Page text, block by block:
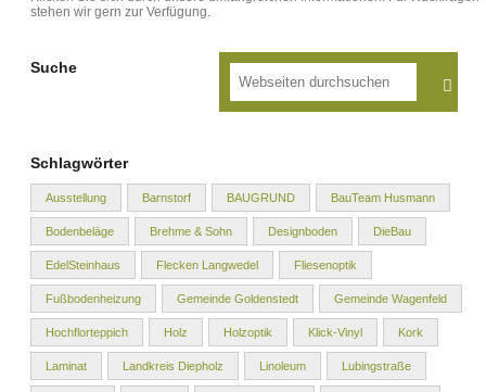
stehen wir gern zur Verfügung.
Suche
Schlagwörter
Ausstellung Barnstorf BAUGRUND BauTeam Husmann
Bodenbeläge Brehme & Sohn Designboden DieBau
EdelSteinhaus Flecken Langwedel Fliesenoptik
Fußbodenheizung Gemeinde Goldenstedt Gemeinde Wagenfeld
Hochflorteppich Holz Holzoptik Klick-Vinyl Kork
Laminat Landkreis Diepholz Linoleum Lubingstraße